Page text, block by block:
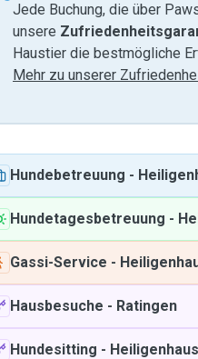
Jede Buchung, die über
unsere
Haustier die bestmögliche
Mehr zu unserer
Hundebetreuung -
Hundetagesbetreuung -
Gassi-Service -
Hausbesuche - Ratingen
Hundesitting - Heiligenhaus